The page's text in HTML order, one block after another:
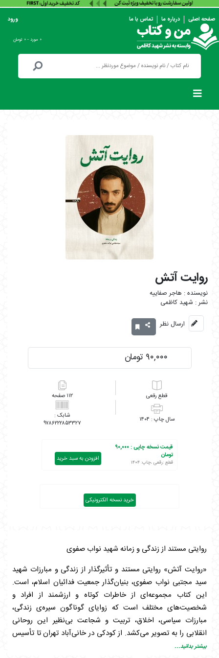
صفحه اصلی درباره ما تماس با ما ورود
۰ مورد - ۰ تومان
روایت آتش
هاجر صفاییه
شهید کاظمی
ارسال نظر
۹۰,۰۰۰ تومان
رقعی ۱۱۲
۱۴۰۴ ۹۷۸۶۲۲۲۸۵۳۳۲۷
قیمت نسخه چاپی :۹۰,۰۰۰
تومان
قطع :رقعی ،چاپ: ۱۴۰۴ افزودن به سبد خرید
خرید نسخه الکترونیکی
روایتی مستند از زندگی و زمانه شهید نواب صفوی
«روایت آتش» روایتی مستند و تأثیرگذار از زندگی و مبارزات شهید
سید مجتبی نواب صفوی، بنیان‌گذار جمعیت فدائیان اسلام، است.
این کتاب مجموعه‌ای از خاطرات کوتاه و ارزشمند از افراد و
شخصیت‌های مختلف است که زوایای گوناگون سیره‌ی زندگی،
مبارزات سیاسی، اخلاق، تربیت و شجاعت بی‌نظیر این روحانی
انقلابی را به تصویر می‌کشد. از کودکی در خانی‌آباد تهران تا تأسیس
بیشتر بدانید...